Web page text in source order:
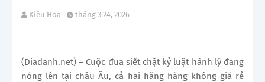
Kiều Hoa tháng 3 24, 2026
(Diadanh.net) – Cuộc đua siết chặt kỷ luật hành lý đang
nóng lên tại châu Âu, cả hai hãng hàng không giá rẻ